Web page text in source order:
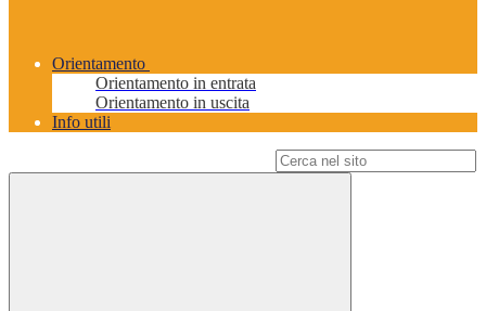
Orientamento
Orientamento in entrata
Orientamento in uscita
Info utili